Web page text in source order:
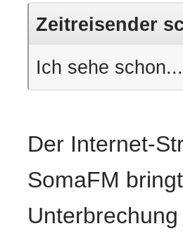
Zeitreisender
Ich sehe
Der Internet-
SomaFM